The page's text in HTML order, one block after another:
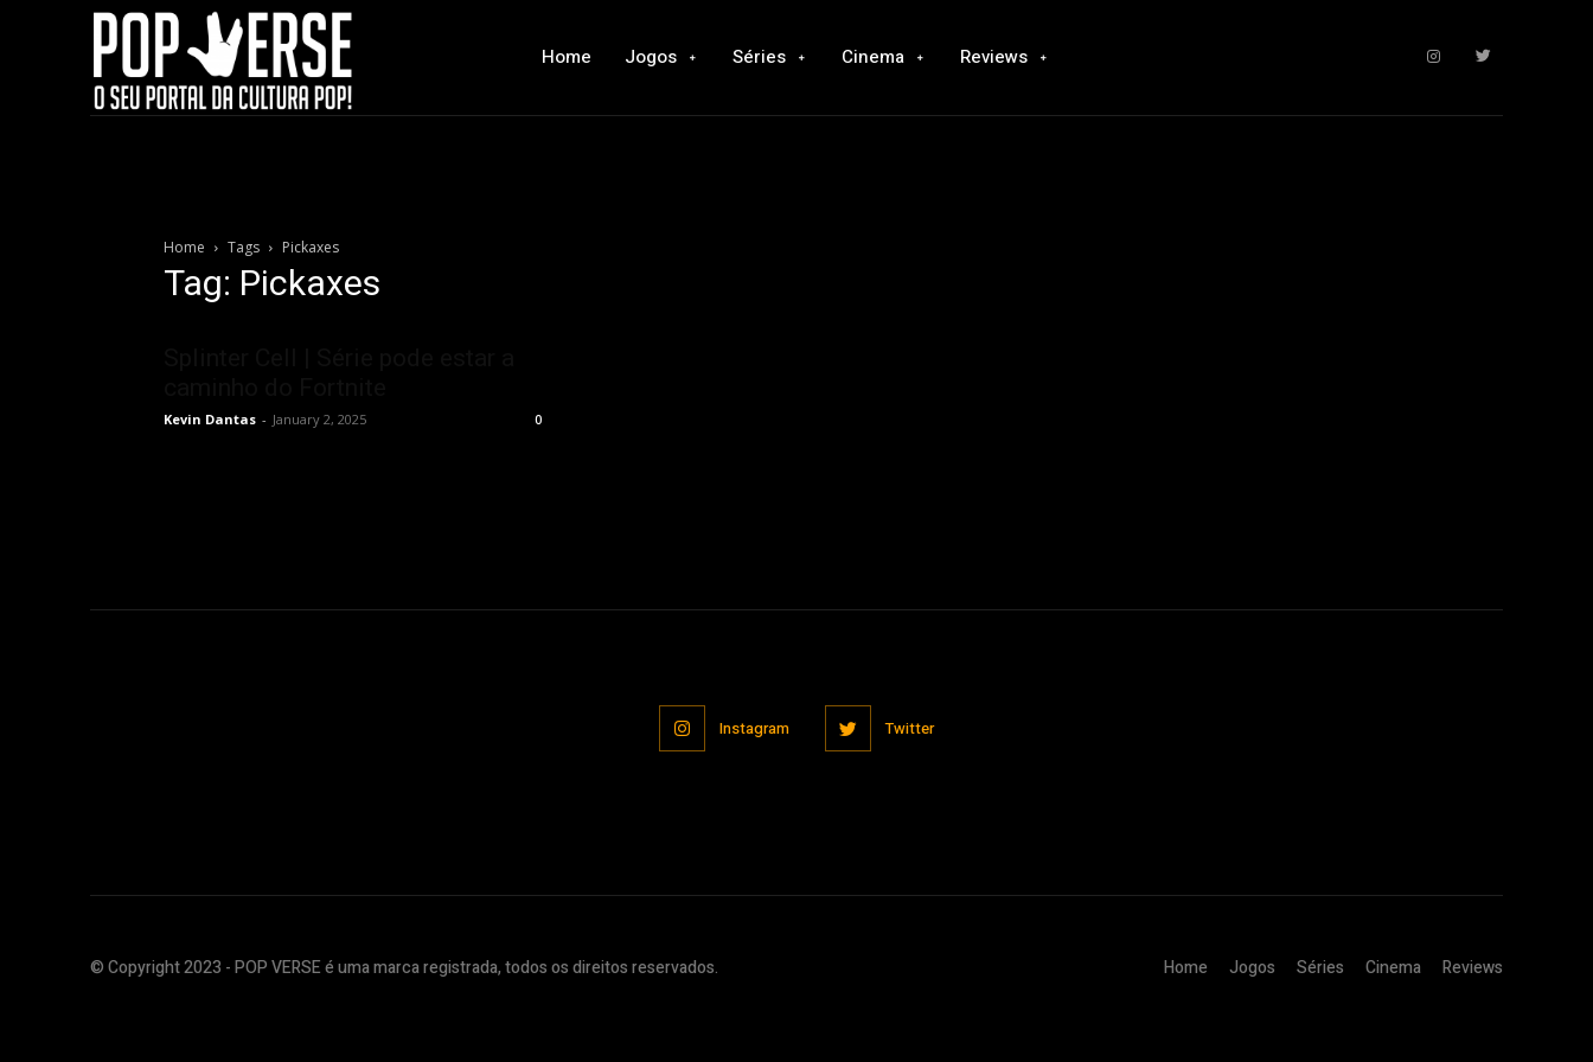
Home Jogos Séries Cinema Reviews
Home Tags Pickaxes
Tag: Pickaxes
Kevin Dantas - January 2, 2025 0
Instagram Twitter
© Copyright 2023 - POP VERSE é uma marca registrada, todos os direitos reservados. Home Jogos Séries Cinema Reviews